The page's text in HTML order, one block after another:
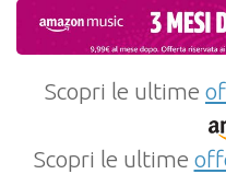
Scopri le ultime
Scopri le ultime